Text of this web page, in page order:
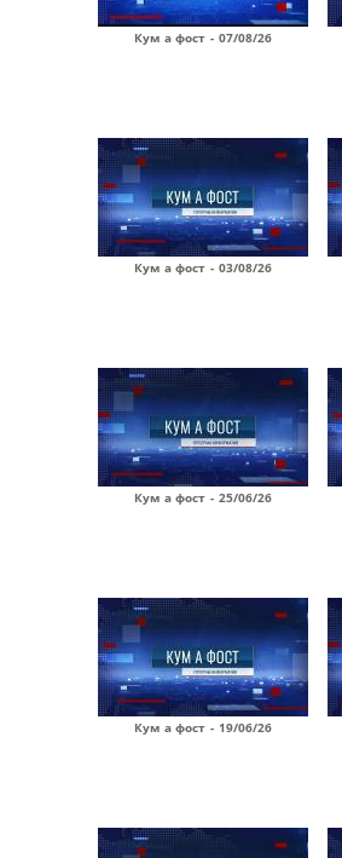
Кум а фост - 07/08/26
Кум а фост - 03/08/26
Кум а фост - 25/06/26
Кум а фост - 19/06/26